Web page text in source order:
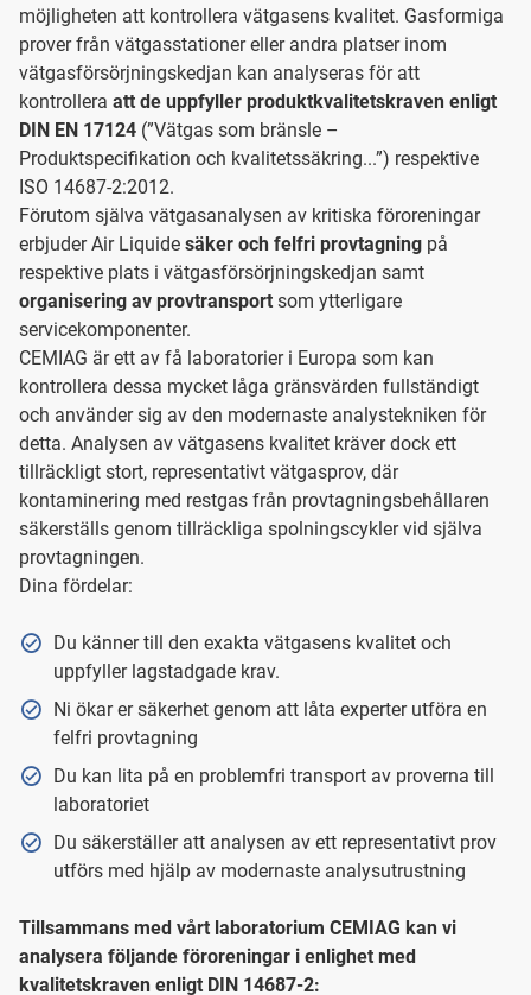
möjligheten att kontrollera vätgasens kvalitet. Gasformiga
prover från vätgasstationer eller andra platser inom
vätgasförsörjningskedjan kan analyseras för att
kontrollera att de uppfyller produktkvalitetskraven enligt
DIN EN 17124 (”Vätgas som bränsle –
Produktspecifikation och kvalitetssäkring...”) respektive
ISO 14687-2:2012.
Förutom själva vätgasanalysen av kritiska föroreningar
erbjuder Air Liquide säker och felfri provtagning på
respektive plats i vätgasförsörjningskedjan samt
organisering av provtransport som ytterligare
servicekomponenter.
CEMIAG är ett av få laboratorier i Europa som kan
kontrollera dessa mycket låga gränsvärden fullständigt
och använder sig av den modernaste analystekniken för
detta. Analysen av vätgasens kvalitet kräver dock ett
tillräckligt stort, representativt vätgasprov, där
kontaminering med restgas från provtagningsbehållaren
säkerställs genom tillräckliga spolningscykler vid själva
provtagningen.
Dina fördelar:
Du känner till den exakta vätgasens kvalitet och
uppfyller lagstadgade krav.
Ni ökar er säkerhet genom att låta experter utföra en
felfri provtagning
Du kan lita på en problemfri transport av proverna till
laboratoriet
Du säkerställer att analysen av ett representativt prov
utförs med hjälp av modernaste analysutrustning
Tillsammans med vårt laboratorium CEMIAG kan vi
analysera följande föroreningar i enlighet med
kvalitetskraven enligt DIN 14687-2: